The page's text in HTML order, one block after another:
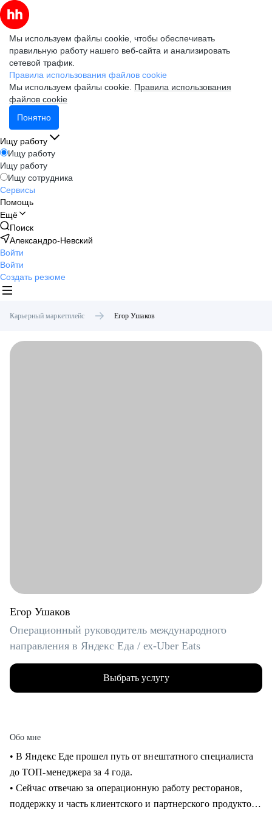
Мы используем файлы cookie, чтобы обеспечивать
правильную работу нашего веб-сайта и анализировать
сетевой трафик.
Правила использования файлов cookie
Мы используем файлы cookie. Правила использования
файлов cookie
Понятно
Ищу работу
Ищу работу
Ищу работу
Ищу сотрудника
Сервисы
Помощь
Ещё
Поиск
Александро-Невский
Войти
Войти
Создать резюме
Карьерный маркетплейс Егор Ушаков
Егор Ушаков
Операционный руководитель международного
направления в Яндекс Еда / ex-Uber Eats
Выбрать услугу
Обо мне
• В Яндекс Еде прошел путь от внештатного специалиста
до ТОП-менеджера за 4 года.
• Сейчас отвечаю за операционную работу ресторанов,
поддержку и часть клиентского и партнерского продуктов